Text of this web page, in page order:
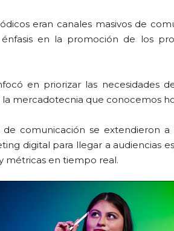
eran canales masivos de
en la promoción de los
en priorizar las necesidades
la mercadotecnia que conocemos
comunicación se extendieron a
digital para llegar a audiencias
métricas en tiempo real.